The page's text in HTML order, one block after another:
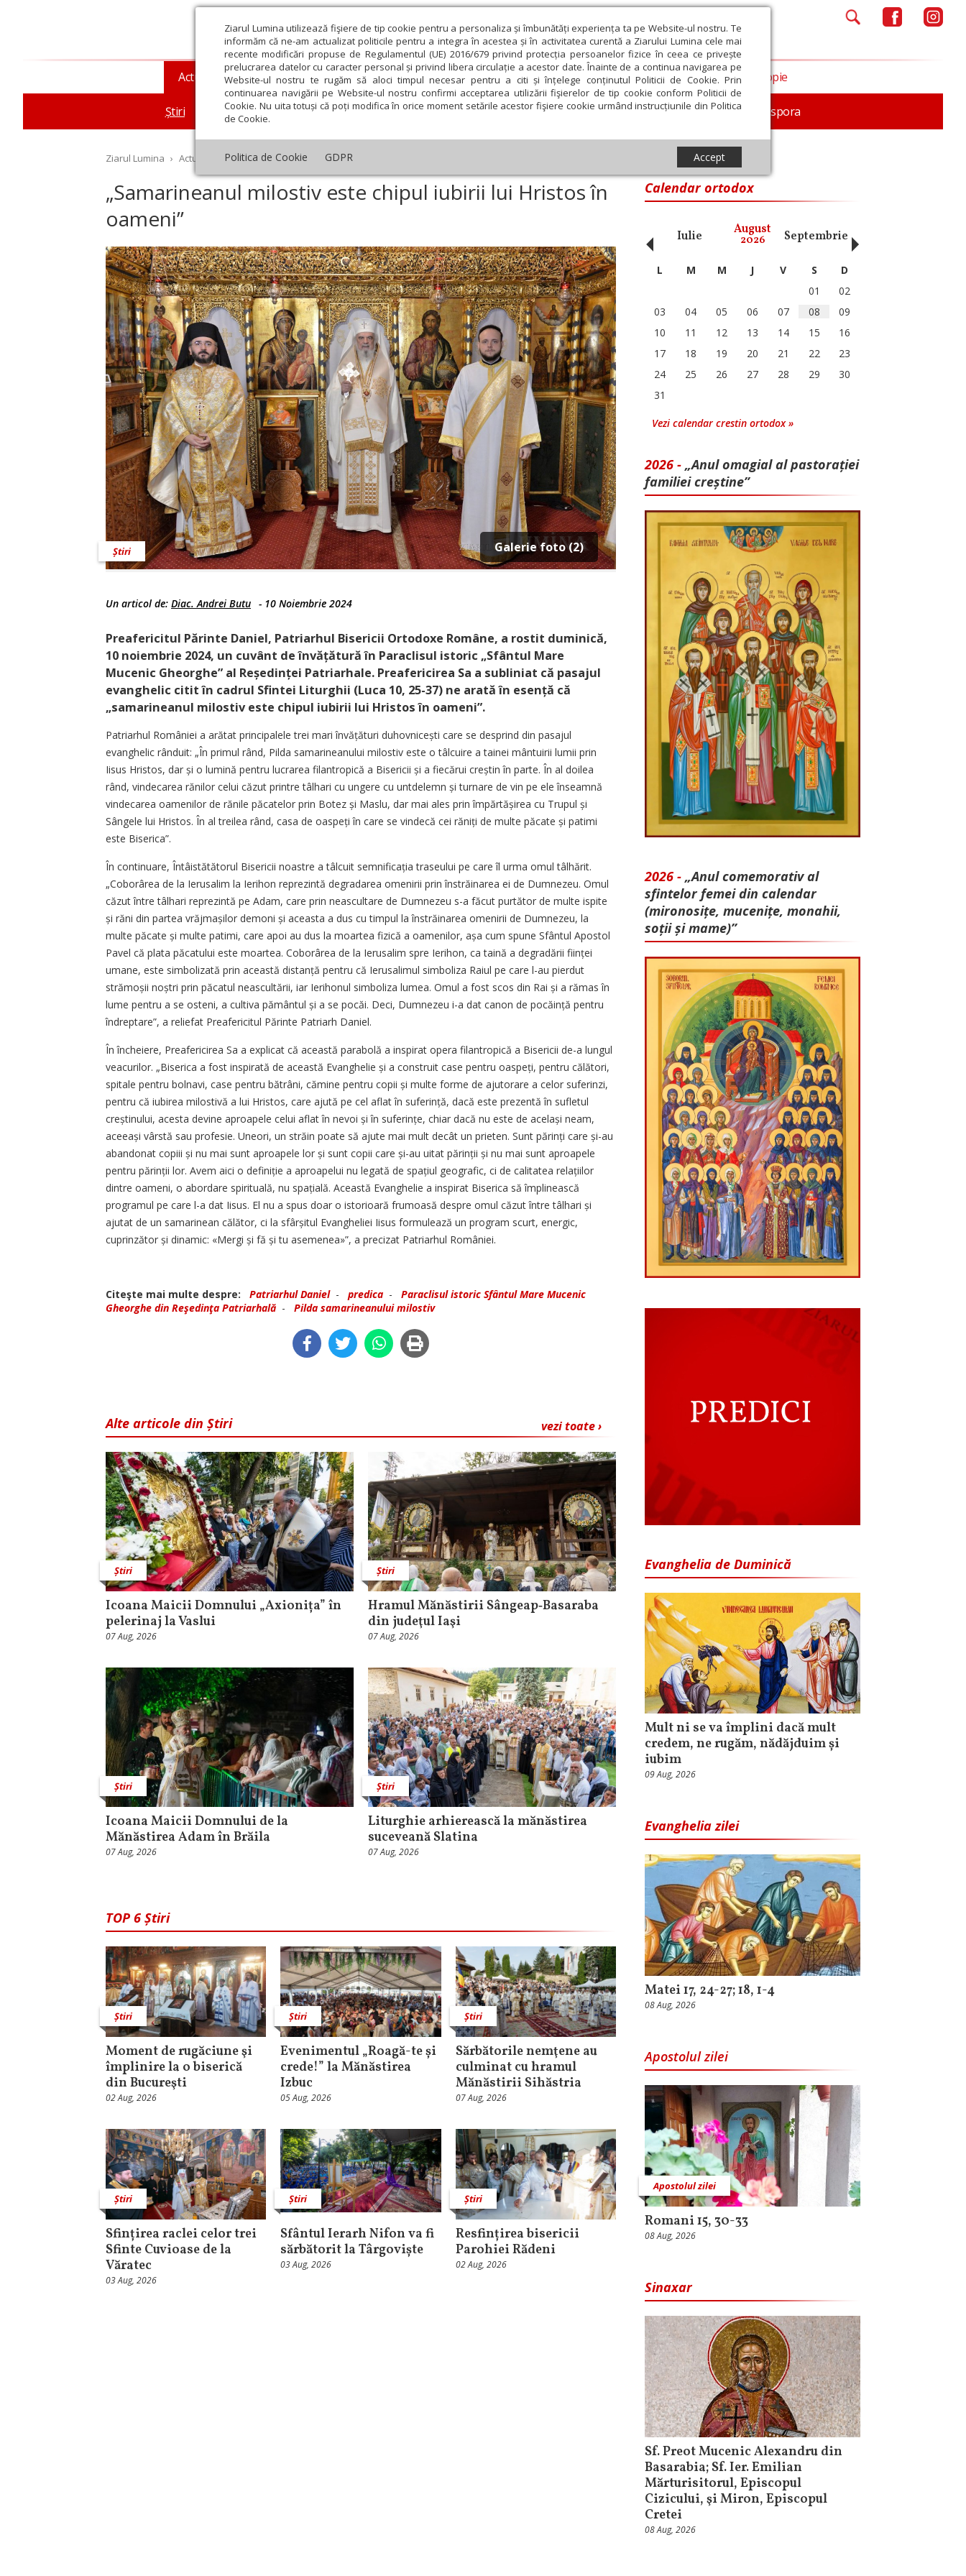
Ziarul Lumina utilizează fişiere de tip cookie pentru a personaliza și îmbunătăți experiența ta pe Website-ul nostru. Te
informăm că ne-am actualizat politicile pentru a integra în acestea și în activitatea curentă a Ziarului Lumina cele mai
recente modificări propuse de Regulamentul (UE) 2016/679 privind protecția persoanelor fizice în ceea ce privește
prelucrarea datelor cu caracter personal și privind libera circulație a acestor date. Înainte de a continua navigarea pe
Website-ul nostru te rugăm să aloci timpul necesar pentru a citi și înțelege conținutul Politicii de Cookie. Prin
continuarea navigării pe Website-ul nostru confirmi acceptarea utilizării fişierelor de tip cookie conform Politicii de
Cookie. Nu uita totuși că poți modifica în orice moment setările acestor fişiere cookie urmând instrucțiunile din Politica
de Cookie.
Politica de Cookie GDPR Accept
Actualitate religioasă
Știri Mesaje și cuvântări An omagial Comunicate de presă Documentar In memoriam Diaspora
Teologie și spiritualitate Educaţie și Cultură Societate Opinii Filantropie
Ziarul Lumina › Actualitate religioasă › Știri › „Samarineanul milostiv este chipul iubirii lui Hristos în oameni”
„Samarineanul milostiv este chipul iubirii lui Hristos în
oameni”
Galerie foto (2)
Știri
Un articol de: Diac. Andrei Butu - 10 Noiembrie 2024
Preafericitul Părinte Daniel, Patriarhul Bisericii Ortodoxe Române, a rostit duminică,
10 noiembrie 2024, un cuvânt de învăță­tură în Paraclisul istoric „Sfântul Mare
Mucenic Gheorghe” al Reședinței Patriarhale. Preafericirea Sa a subliniat că pasajul
evanghelic citit în cadrul Sfintei Liturghii (Luca 10, 25-37) ne arată în esență că
„samarineanul milostiv este chipul iubirii lui Hristos în oameni”.
Patriarhul României a arătat principalele trei mari învățături duhovnicești care se desprind din pasajul
evanghelic rânduit: „În primul rând, Pilda samarineanului milostiv este o tâlcuire a tainei mântuirii lumii prin
Iisus Hristos, dar și o lumină pentru lucrarea filantropică a Bisericii și a fiecărui creștin în parte. În al doilea
rând, vindecarea rănilor celui căzut printre tâlhari cu ungere cu untdelemn și turnare de vin pe ele înseamnă
vindecarea oamenilor de rănile păcatelor prin Botez și Maslu, dar mai ales prin împărtășirea cu Trupul și
Sângele lui Hristos. În al treilea rând, casa de oaspeți în care se vindecă cei răniți de multe păcate și patimi
este Biserica”.
În continuare, Întâistătătorul Bisericii noastre a tâlcuit semnificația traseului pe care îl urma omul tâlhărit.
„Coborârea de la Ierusalim la Ierihon reprezintă degradarea omenirii prin înstrăinarea ei de Dumnezeu. Omul
căzut între tâlhari reprezintă pe Adam, care prin neascultare de Dumnezeu s-a făcut purtător de multe ispite
și răni din partea vrăjmașilor demoni și aceasta a dus cu timpul la înstrăinarea omenirii de Dumnezeu, la
multe păcate și multe patimi, care apoi au dus la moartea fizică a oamenilor, așa cum spune Sfântul Apostol
Pavel că plata păcatului este moartea. Coborârea de la Ierusalim spre Ierihon, ca taină a degradării ființei
umane, este simbolizată prin această distanță pentru că Ierusalimul simboliza Raiul pe care l-au pierdut
strămoșii noștri prin păcatul neascultării, iar Ierihonul simboliza lumea. Omul a fost scos din Rai și a rămas în
lume pentru a se osteni, a cultiva pământul și a se pocăi. Deci, Dumnezeu i-a dat canon de pocăință pentru
îndreptare”, a reliefat Preafericitul Părinte Patriarh Daniel.
În încheiere, Preafericirea Sa a explicat că această parabolă a inspirat opera filantropică a Bisericii de-a lungul
veacurilor. „Biserica a fost inspirată de această Evanghelie și a construit case pentru oas­peți, pentru călători,
spitale pentru bolnavi, case pentru bătrâni, cămine pentru copii și multe forme de ajutorare a celor suferinzi,
pentru că iubirea milostivă a lui Hristos, care ajută pe cel aflat în suferință, dacă este prezentă în sufletul
creștinului, acesta devine aproapele celui aflat în nevoi și în suferințe, chiar dacă nu este de același neam,
aceeași vârstă sau profesie. Uneori, un străin poate să ajute mai mult decât un prieten. Sunt părinți care și-au
abandonat copiii și nu mai sunt aproapele lor și sunt copii care și-au uitat părinții și nu mai sunt aproapele
pentru părinții lor. Avem aici o definiție a aproapelui nu legată de spațiul geografic, ci de calitatea relațiilor
dintre oameni, o abordare spirituală, nu spațială. Această Evanghelie a inspirat Biserica să împlinească
programul pe care l-a dat Iisus. El nu a spus doar o istorioară frumoasă despre omul căzut între tâlhari și
ajutat de un samarinean călător, ci la sfârșitul Evangheliei Iisus formulează un program scurt, energic,
cuprinzător și dinamic: «Mergi și fă și tu asemenea»”, a precizat Patriarhul României.
Citeşte mai multe despre: Patriarhul Daniel- predica - Paraclisul istoric Sfântul Mare Mucenic
Gheorghe din Reşedinţa Patriarhală - Pilda samarineanului milostiv
vezi toate ›
Alte articole din Știri
Știri
Icoana Maicii Domnului „Axionița” în
pelerinaj la Vaslui
07 Aug, 2026
Știri
Hramul Mănăstirii Sângeap‑Basaraba
din judeţul Iaşi
07 Aug, 2026
Știri
Icoana Maicii Domnului de la
Mănăstirea Adam în Brăila
07 Aug, 2026
Știri
Liturghie arhierească la mănăstirea
suceveană Slatina
07 Aug, 2026
TOP 6 Știri
Știri
Moment de rugăciune şi
împlinire la o biserică
din Bucureşti
02 Aug, 2026
Știri
Evenimentul „Roagă-te și
crede!” la Mănăstirea
Izbuc
05 Aug, 2026
Știri
Sărbătorile nemţene au
culminat cu hramul
Mănăstirii Sihăstria
07 Aug, 2026
Știri
Sfințirea raclei celor trei
Sfinte Cuvioase de la
Văratec
03 Aug, 2026
Știri
Sfântul Ierarh Nifon va fi
sărbătorit la Târgoviște
03 Aug, 2026
Știri
Resfințirea bisericii
Parohiei Rădeni
02 Aug, 2026
Calendar ortodox
Iulie August
2026 Septembrie Octombrie
‹ L M M J V S
D
01
02
03
04 05 06 07 08
09
10
11 12 13 14 15
16
17
18 19 20 21 22
23
24
25 26 27 28 29
30
31
Vezi calendar crestin ortodox »
2026 - „Anul omagial al pastorației
familiei creștine”
2026 - „Anul comemorativ al
sfintelor femei din calendar
(mironosițe, mu­cenițe, monahii,
soții și mame)”
Evanghelia de Duminică
Mult ni se va împlini dacă mult
credem, ne rugăm, nădăjduim și
iubim
09 Aug, 2026
Evanghelia zilei
Matei 17, 24-27; 18, 1-4
08 Aug, 2026
Apostolul zilei
Apostolul zilei
Romani 15, 30-33
08 Aug, 2026
Sinaxar
Sf. Preot Mucenic Alexandru din
Basarabia; Sf. Ier. Emilian
Mărturisitorul, Episcopul
Cizicului, şi Miron, Episcopul
Cretei
08 Aug, 2026